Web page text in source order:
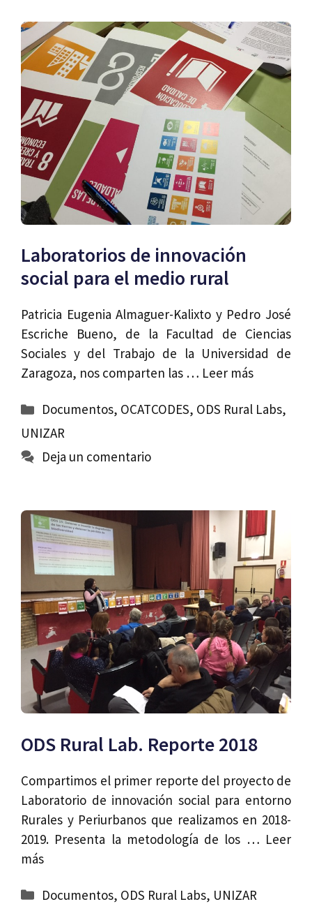
Laboratorios de innovación
social para el medio rural
Patricia Eugenia Almaguer-Kalixto y Pedro José
Escriche Bueno, de la Facultad de Ciencias
Sociales y del Trabajo de la Universidad de
Zaragoza, nos comparten las … Leer más
Categorías
Documentos, OCATCODES, ODS Rural Labs,
UNIZAR
Deja un comentario
ODS Rural Lab. Reporte 2018
Compartimos el primer reporte del proyecto de
Laboratorio de innovación social para entorno
Rurales y Periurbanos que realizamos en 2018-
2019. Presenta la metodología de los … Leer
más
Categorías
Documentos, ODS Rural Labs, UNIZAR